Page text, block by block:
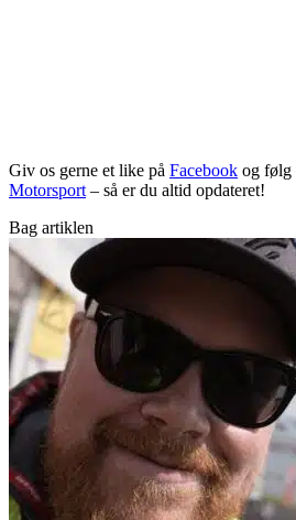
Giv os gerne et like på Facebook og følg
Motorsport – så er du altid opdateret!
Bag artiklen